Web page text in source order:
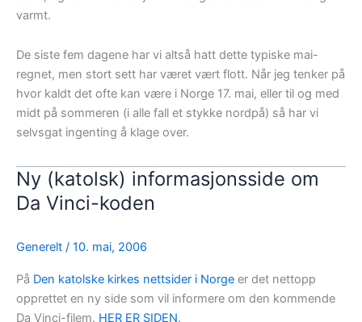
varmt.
De siste fem dagene har vi altså hatt dette typiske mai-
regnet, men stort sett har været vært flott. Når jeg tenker på
hvor kaldt det ofte kan være i Norge 17. mai, eller til og med
midt på sommeren (i alle fall et stykke nordpå) så har vi
selvsgat ingenting å klage over.
Ny (katolsk) informasjonsside om
Da Vinci-koden
Generelt / 10. mai, 2006
På Den katolske kirkes nettsider i Norge er det nettopp
opprettet en ny side som vil informere om den kommende
Da Vinci-filem. HER ER SIDEN.